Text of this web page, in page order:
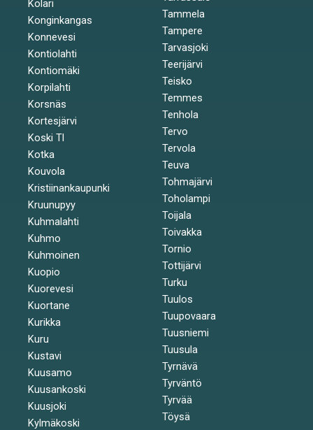
Kolari
Konginkangas
Konnevesi
Kontiolahti
Kontiomäki
Korpilahti
Korsnäs
Kortesjärvi
Koski Tl
Kotka
Kouvola
Kristiinankaupunki
Kruunupyy
Kuhmalahti
Kuhmo
Kuhmoinen
Kuopio
Kuorevesi
Kuortane
Kurikka
Kuru
Kustavi
Kuusamo
Kuusankoski
Kuusjoki
Kylmäkoski
Tammela
Tampere
Tarvasjoki
Teerijärvi
Teisko
Temmes
Tenhola
Tervo
Tervola
Teuva
Tohmajärvi
Toholampi
Toijala
Toivakka
Tornio
Tottijärvi
Turku
Tuulos
Tuupovaara
Tuusniemi
Tuusula
Tyrnävä
Tyrväntö
Tyrvää
Töysä